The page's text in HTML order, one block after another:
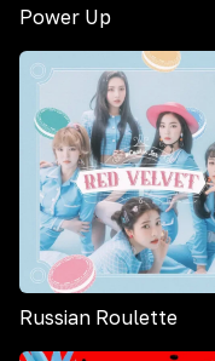
Power Up
Russian Roulette